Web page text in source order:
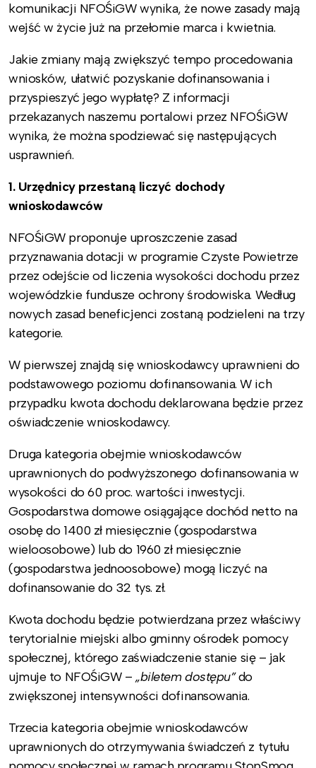
komunikacji NFOŚiGW wynika, że nowe zasady mają
wejść w życie już na przełomie marca i kwietnia.
Jakie zmiany mają zwiększyć tempo procedowania
wniosków, ułatwić pozyskanie dofinansowania i
przyspieszyć jego wypłatę? Z informacji
przekazanych naszemu portalowi przez NFOŚiGW
wynika, że można spodziewać się następujących
usprawnień.
1. Urzędnicy przestaną liczyć dochody
wnioskodawców
NFOŚiGW proponuje uproszczenie zasad
przyznawania dotacji w programie Czyste Powietrze
przez odejście od liczenia wysokości dochodu przez
wojewódzkie fundusze ochrony środowiska. Według
nowych zasad beneficjenci zostaną podzieleni na trzy
kategorie.
W pierwszej znajdą się wnioskodawcy uprawnieni do
podstawowego poziomu dofinansowania. W ich
przypadku kwota dochodu deklarowana będzie przez
oświadczenie wnioskodawcy.
Druga kategoria obejmie wnioskodawców
uprawnionych do podwyższonego dofinansowania w
wysokości do 60 proc. wartości inwestycji.
Gospodarstwa domowe osiągające dochód netto na
osobę do 1400 zł miesięcznie (gospodarstwa
wieloosobowe) lub do 1960 zł miesięcznie
(gospodarstwa jednoosobowe) mogą liczyć na
dofinansowanie do 32 tys. zł.
Kwota dochodu będzie potwierdzana przez właściwy
terytorialnie miejski albo gminny ośrodek pomocy
społecznej, którego zaświadczenie stanie się – jak
ujmuje to NFOŚiGW –„biletem dostępu”do
zwiększonej intensywności dofinansowania.
Trzecia kategoria obejmie wnioskodawców
uprawnionych do otrzymywania świadczeń z tytułu